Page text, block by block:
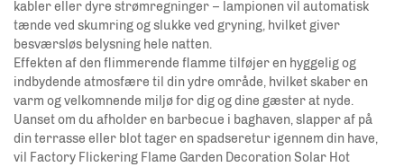
kabler eller dyre strømregninger – lampionen vil automatisk
tænde ved skumring og slukke ved gryning, hvilket giver
besværsløs belysning hele natten.
Effekten af den flimmerende flamme tilføjer en hyggelig og
indbydende atmosfære til din ydre område, hvilket skaber en
varm og velkomnende miljø for dig og dine gæster at nyde.
Uanset om du afholder en barbecue i baghaven, slapper af på
din terrasse eller blot tager en spadseretur igennem din have,
vil Factory Flickering Flame Garden Decoration Solar Hot